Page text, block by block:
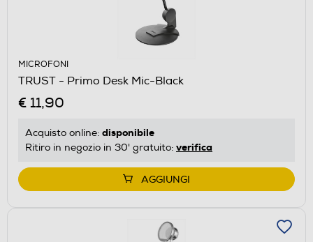
MICROFONI
TRUST - Primo Desk Mic-Black
€ 11,90
Acquisto online: disponibile
Ritiro in negozio in 30' gratuito: verifica
AGGIUNGI